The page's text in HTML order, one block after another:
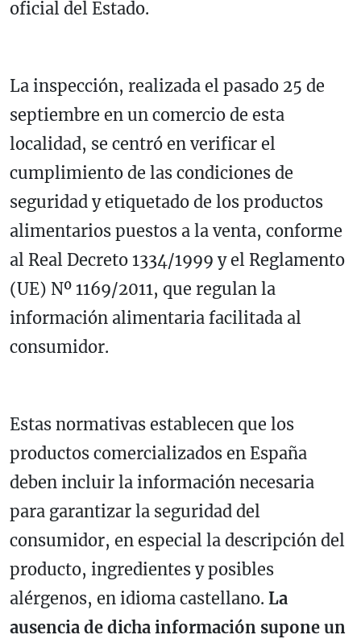
oficial del Estado.
La inspección, realizada el pasado 25 de
septiembre en un comercio de esta
localidad, se centró en verificar el
cumplimiento de las condiciones de
seguridad y etiquetado de los productos
alimentarios puestos a la venta, conforme
al Real Decreto 1334/1999 y el Reglamento
(UE) Nº 1169/2011, que regulan la
información alimentaria facilitada al
consumidor.
Estas normativas establecen que los
productos comercializados en España
deben incluir la información necesaria
para garantizar la seguridad del
consumidor, en especial la descripción del
producto, ingredientes y posibles
alérgenos, en idioma castellano. La
ausencia de dicha información supone un